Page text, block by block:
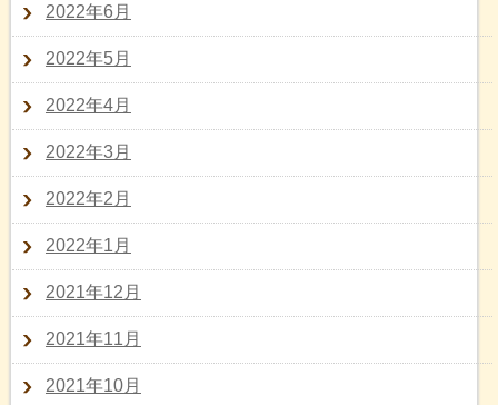
2022年6月
2022年5月
2022年4月
2022年3月
2022年2月
2022年1月
2021年12月
2021年11月
2021年10月